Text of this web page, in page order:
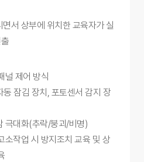
서 상부에 위치한 교육자가 실
널 제어 방식
잠김 장치, 포토센서 감지 장
극대화(추락/붕괴/비명)
소작업 시 방지조치 교육 및 상